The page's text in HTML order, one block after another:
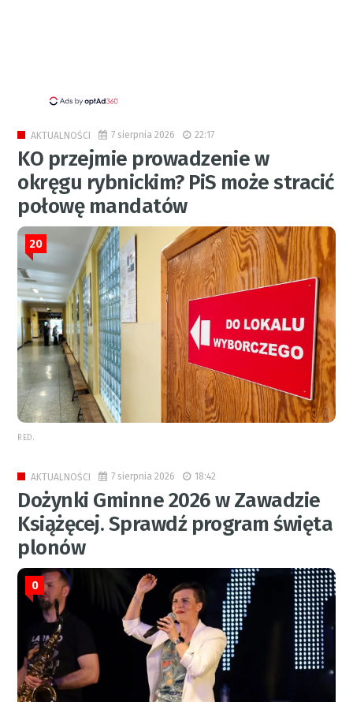
AKTUALNOŚCI 7 sierpnia 2026 22:17
KO przejmie prowadzenie w
okręgu rybnickim? PiS może stracić
połowę mandatów
20
RED.
AKTUALNOŚCI 7 sierpnia 2026 18:42
Dożynki Gminne 2026 w Zawadzie
Książęcej. Sprawdź program święta
plonów
0